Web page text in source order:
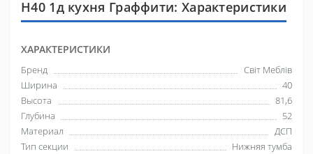
Н40 1д кухня Граффити: Характеристики
ХАРАКТЕРИСТИКИ
Бренд
Світ Меблів
Ширина
40
Высота
81,6
Глубина
52
Материал
ДСП
Тип секции
Нижняя тумба